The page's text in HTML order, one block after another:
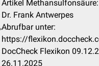
Artikel Methansulfonsäure:
Dr. Frank Antwerpes
Abrufbar unter:
https://
DocCheck Flexikon
26.11.2025